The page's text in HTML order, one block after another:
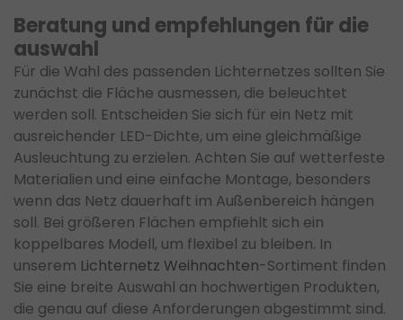
Beratung und empfehlungen für die
auswahl
Für die Wahl des passenden Lichternetzes sollten Sie
zunächst die Fläche ausmessen, die beleuchtet
werden soll. Entscheiden Sie sich für ein Netz mit
ausreichender LED-Dichte, um eine gleichmäßige
Ausleuchtung zu erzielen. Achten Sie auf wetterfeste
Materialien und eine einfache Montage, besonders
wenn das Netz dauerhaft im Außenbereich hängen
soll. Bei größeren Flächen empfiehlt sich ein
koppelbares Modell, um flexibel zu bleiben. In
unserem Lichternetz Weihnachten-Sortiment finden
Sie eine breite Auswahl an hochwertigen Produkten,
die genau auf diese Anforderungen abgestimmt sind.